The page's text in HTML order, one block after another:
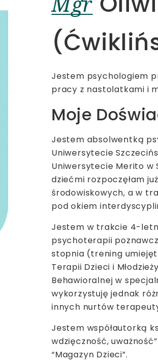
Jestem psychologiem
pracy z nastolatkami i
Moje
Jestem absolwentką
Uniwersytecie
Uniwersytecie Merito w
dziećmi rozpoczęłam
środowiskowych, a w
pod okiem
Jestem w trakcie 4-
psychoterapii
stopnia (trening
Terapii Dzieci i
Behawioralnej w
wykorzystuję jednak
innych nurtów
Jestem współautorką
wdzięczność,
“Magazyn Dzieci”.